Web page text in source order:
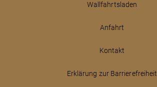
Wallfahrtsladen
Anfahrt
Kontakt
Erklärung zur Barrierefreiheit